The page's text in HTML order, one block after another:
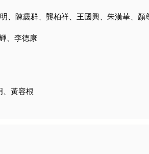
、陳靄群、龔柏祥、王國興、朱漢華、
、李德康
、黃容根